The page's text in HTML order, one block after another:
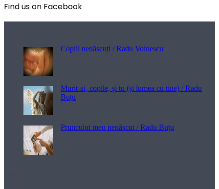
Find us on Facebook
Copiii nenăscuți / Radu Voinescu
Murit-ai, copile, și tu (și lumea cu tine) / Radu
Buțu
Pruncului meu nenăscut / Radu Buțu